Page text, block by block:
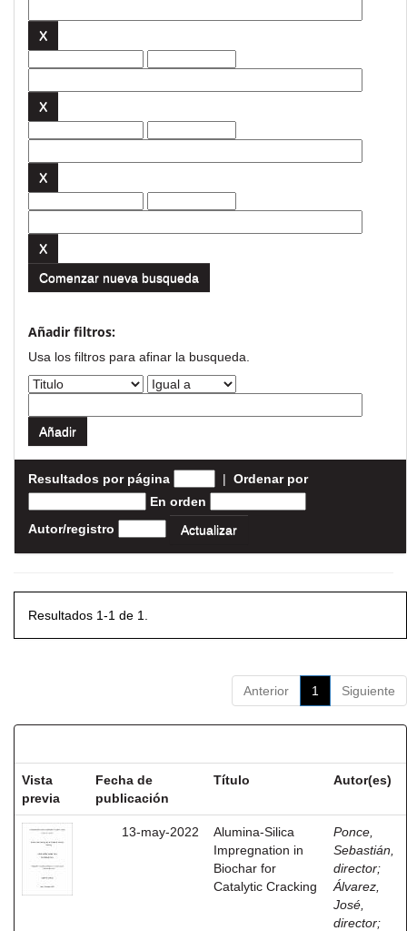
Comenzar nueva busqueda
Añadir filtros:
Usa los filtros para afinar la busqueda.
Resultados por página | Ordenar por
En orden
Autor/registro
Resultados 1-1 de 1.
Anterior 1 Siguiente
Vista
previa
Fecha de
publicación
Título Autor(es)
13-may-2022
Alumina-Silica
Impregnation in
Biochar for
Catalytic Cracking
Ponce,
Sebastián,
director;
Álvarez,
José,
director;